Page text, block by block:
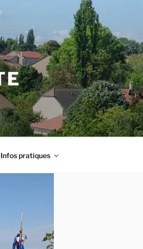
Infos pratiques